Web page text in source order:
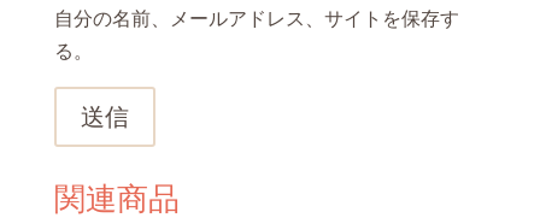
自分の名前、メールアドレス、サイトを保存す
る。
送信
関連商品